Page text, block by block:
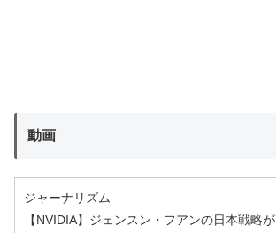
動画
ジャーナリズム
【NVIDIA】ジェンスン・フアンの日本戦略が